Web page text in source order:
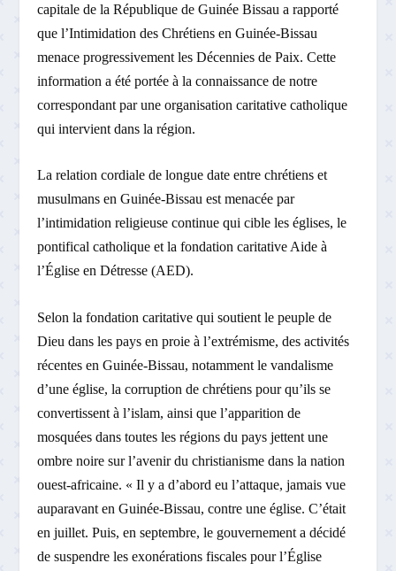
capitale de la République de Guinée Bissau a rapporté
que l’Intimidation des Chrétiens en Guinée-Bissau
menace progressivement les Décennies de Paix. Cette
information a été portée à la connaissance de notre
correspondant par une organisation caritative catholique
qui intervient dans la région.
La relation cordiale de longue date entre chrétiens et
musulmans en Guinée-Bissau est menacée par
l’intimidation religieuse continue qui cible les églises, le
pontifical catholique et la fondation caritative Aide à
l’Église en Détresse (AED).
Selon la fondation caritative qui soutient le peuple de
Dieu dans les pays en proie à l’extrémisme, des activités
récentes en Guinée-Bissau, notamment le vandalisme
d’une église, la corruption de chrétiens pour qu’ils se
convertissent à l’islam, ainsi que l’apparition de
mosquées dans toutes les régions du pays jettent une
ombre noire sur l’avenir du christianisme dans la nation
ouest-africaine. « Il y a d’abord eu l’attaque, jamais vue
auparavant en Guinée-Bissau, contre une église. C’était
en juillet. Puis, en septembre, le gouvernement a décidé
de suspendre les exonérations fiscales pour l’Église